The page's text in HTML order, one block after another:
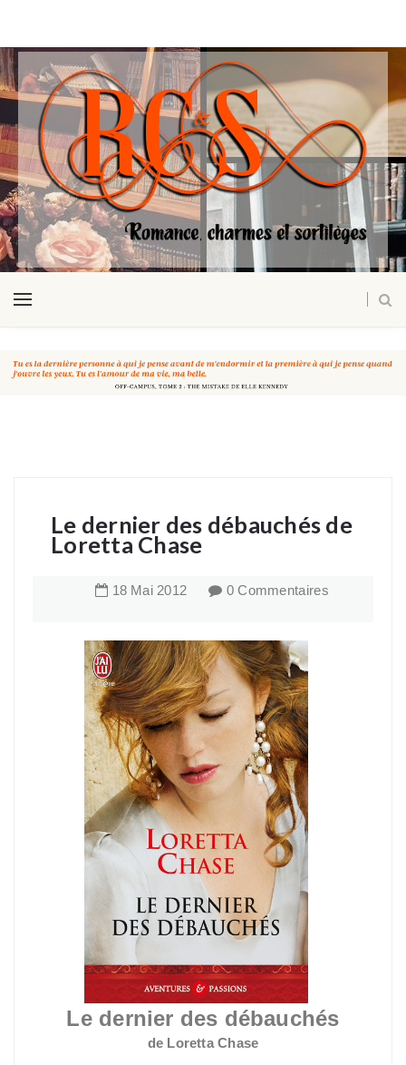
Le dernier des débauchés de
Loretta Chase
18 Mai 2012 0 Commentaires
Le dernier des débauchés
de Loretta Chase